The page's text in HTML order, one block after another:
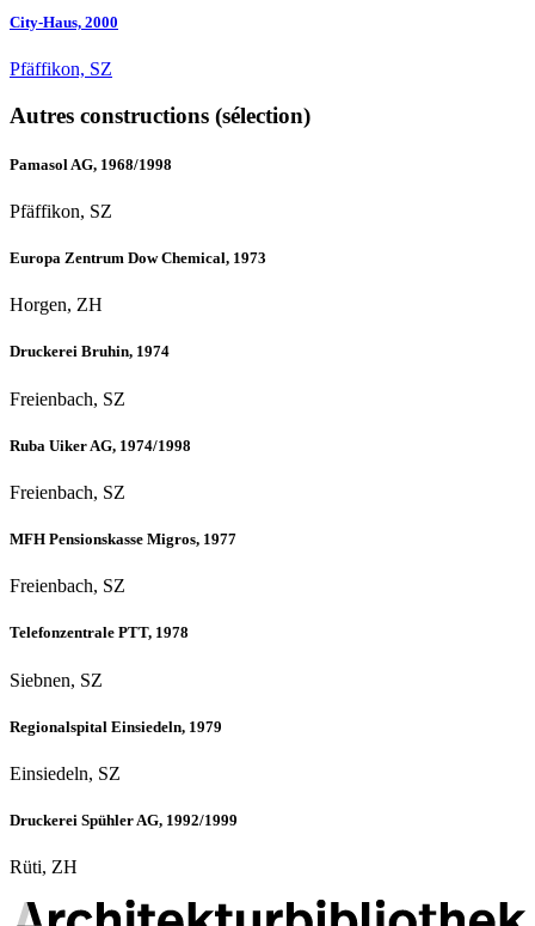
City-Haus, 2000
Pfäffikon, SZ
Autres constructions (sélection)
Pamasol AG, 1968/1998
Pfäffikon, SZ
Europa Zentrum Dow Chemical, 1973
Horgen, ZH
Druckerei Bruhin, 1974
Freienbach, SZ
Ruba Uiker AG, 1974/1998
Freienbach, SZ
MFH Pensionskasse Migros, 1977
Freienbach, SZ
Telefonzentrale PTT, 1978
Siebnen, SZ
Regionalspital Einsiedeln, 1979
Einsiedeln, SZ
Druckerei Spühler AG, 1992/1999
Rüti, ZH